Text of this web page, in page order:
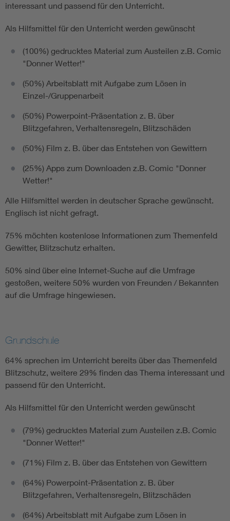
interessant und passend für den Unterricht.
Als Hilfsmittel für den Unterricht werden gewünscht
(100%) gedrucktes Material zum Austeilen z.B. Comic
"Donner Wetter!"
(50%) Arbeitsblatt mit Aufgabe zum Lösen in
Einzel-/Gruppenarbeit
(50%) Powerpoint-Präsentation z. B. über
Blitzgefahren, Verhaltensregeln, Blitzschäden
(50%) Film z. B. über das Entstehen von Gewittern
(25%) Apps zum Downloaden z.B. Comic "Donner
Wetter!"
Alle Hilfsmittel werden in deutscher Sprache gewünscht.
Englisch ist nicht gefragt.
75% möchten kostenlose Informationen zum Themenfeld
Gewitter, Blitzschutz erhalten.
50% sind über eine Internet-Suche auf die Umfrage
gestoßen, weitere 50% wurden von Freunden / Bekannten
auf die Umfrage hingewiesen.
Grundschule
64% sprechen im Unterricht bereits über das Themenfeld
Blitzschutz, weitere 29% finden das Thema interessant und
passend für den Unterricht.
Als Hilfsmittel für den Unterricht werden gewünscht
(79%) gedrucktes Material zum Austeilen z.B. Comic
"Donner Wetter!"
(71%) Film z. B. über das Entstehen von Gewittern
(64%) Powerpoint-Präsentation z. B. über
Blitzgefahren, Verhaltensregeln, Blitzschäden
(64%) Arbeitsblatt mit Aufgabe zum Lösen in